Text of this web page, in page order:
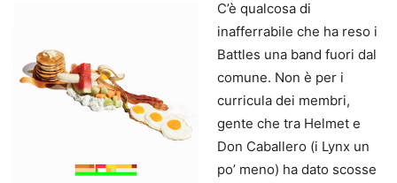
C’è qualcosa di
inafferrabile che ha reso i
Battles una band fuori dal
comune. Non è per i
curricula dei membri,
gente che tra Helmet e
Don Caballero (i Lynx un
po’ meno) ha dato scosse